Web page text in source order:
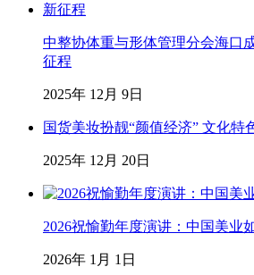
中整协体重与形体管理分会海口
征程
2025年 12月 9日
国货美妆扮靓“颜值经济” 文化特
2025年 12月 20日
2026祝愉勤年度演讲：中国美业
2026年 1月 1日